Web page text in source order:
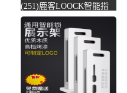
(251)鹿客LOOCK智能指
纹锁touch 家用防盗门锁
电-防盗门锁(loock鹿客亦
客专卖店仅售2699元)